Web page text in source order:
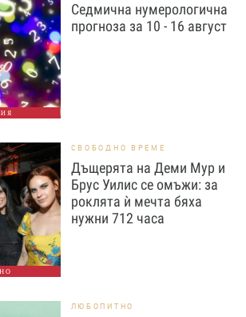
Седмична нумерологична
прогноза за 10 - 16 август
СВОБОДНО ВРЕМЕ
Дъщерята на Деми Мур и
Брус Уилис се омъжи: за
роклята ѝ мечта бяха
нужни 712 часа
ЛЮБОПИТНО